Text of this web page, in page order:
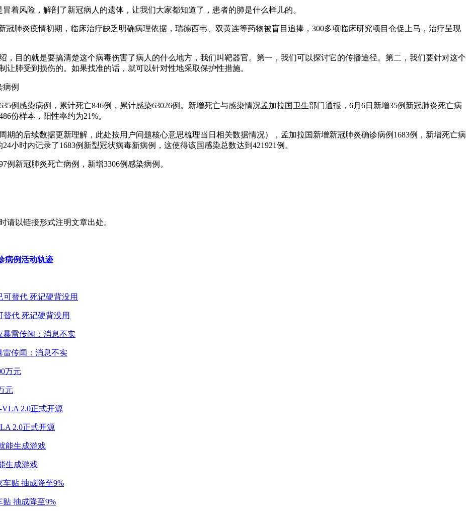
着风险，解剖了新冠病人的遗体，让我们大家都知道了，患者的肺是什么样儿的。
冠肺炎疫情初期，临床治疗缺乏明确病理依据，瑞德西韦、双黄连等药物被盲目追捧，300多项临床研究项目仓促上马，治疗呈现
，目的就是要搞清楚这个病毒伤害了病人的什么地方，我们叫靶器官。第一，我们可以探讨它的传播途径。第二，我们要针对这个
肺受到损伤的。如果找准的话，就可以针对性地采取保护性措施。
病例
例感染病例，累计死亡846例，累计感染63026例。新增死亡与感染情况孟加拉国卫生部门通报，6月6日新增35例新冠肺炎死亡病
份样本，阳性率约为21%。
期的后续数据更新理解，此处按用户问题核心意思梳理当日相关数据情况），孟加拉国新增新冠肺炎确诊病例1683例，新增死亡病
小时内记录了1683例新型冠状病毒新病例，这使得该国感染总数达到421921例。
新冠肺炎死亡病例，新增3306例感染病例。
请以链接形式注明文章出处。
病例活动轨迹
代 死记硬背没用
雷传闻：消息不实
元
2.0正式开源
生成游戏
抽成降至9%